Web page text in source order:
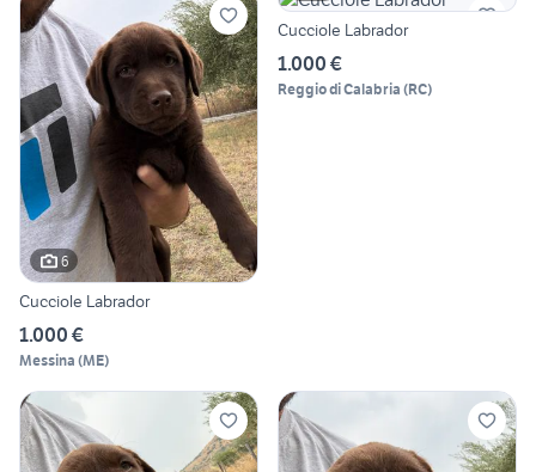
6
Cucciole Labrador
1.000 €
Messina (ME)
Cucciole Labrador
1.000 €
Reggio di Calabria (RC)